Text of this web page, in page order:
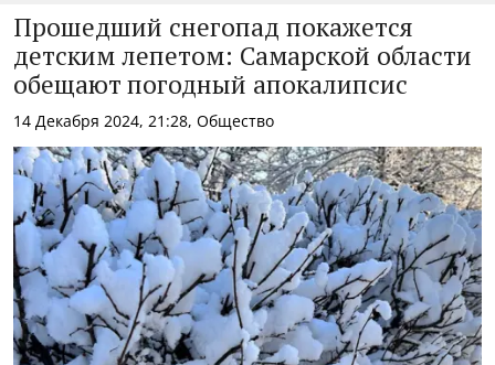
Прошедший снегопад покажется
детским лепетом: Самарской области
обещают погодный апокалипсис
14 Декабря 2024, 21:28, Общество